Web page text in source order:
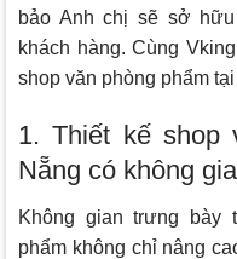
bảo Anh chị sẽ sở
khách hàng. Cùng
shop văn phòng phẩm
1. Thiết kế shop
Nẵng có không
Không gian trưng bày
phẩm không chỉ nâng